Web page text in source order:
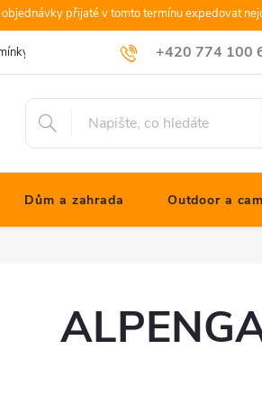
přijaté v tomto termínu expedovat
+420 774 100
Podmínky ochrany osobních údajů
Dům a zahrada Outdoor a